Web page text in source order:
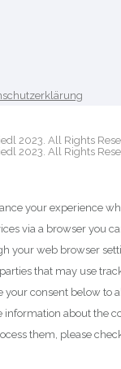
2023. All Rights
2023. All Rights
your experience
via a browser you
your web browser
that may use
your consent below to
about the
them, please